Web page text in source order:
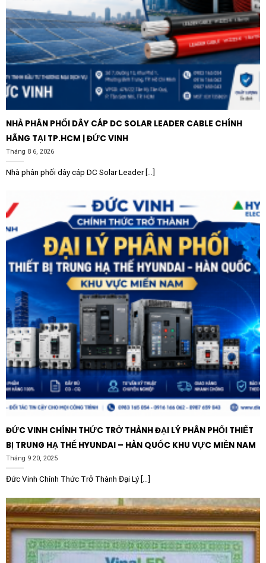
Để Tụ bù tròn SHIHLIN SH-R480515T đạt hiệu quả
cao nhất, người dùng cần lưu ý lắp đặt tụ ở nơi khô ráo,
thông thoáng để hỗ trợ quá trình tản nhiệt. Nên kết
hợp cùng cuộn kháng lọc sóng hài nếu hệ thống lưới
điện có nhiều thiết bị biến tần hoặc lò hồ quang nhằm
bảo vệ tụ khỏi hiện tượng quá dòng do cộng hưởng.
Kiểm tra định kỳ các đầu nối dây để đảm bảo tiếp xúc
tốt, tránh tình trạng phát nhiệt gây hư hỏng thiết bị.
NHÀ PHÂN PHỐI DÂY CÁP DC SOLAR LEADER CABLE CHÍNH
HÃNG TẠI TP.HCM | ĐỨC VINH
Tháng 8 6, 2026
Nhà phân phối dây cáp DC Solar Leader [...]
ĐỨC VINH CHÍNH THỨC TRỞ THÀNH ĐẠI LÝ PHÂN PHỐI THIẾT
BỊ TRUNG HẠ THẾ HYUNDAI – HÀN QUỐC KHU VỰC MIỀN NAM
Tháng 9 20, 2025
Đức Vinh Chính Thức Trở Thành Đại Lý [...]